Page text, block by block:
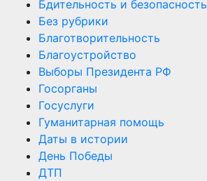
Бдительность и безопасность
Без рубрики
Благотворительность
Благоустройство
Выборы Президента РФ
Госорганы
Госуслуги
Гуманитарная помощь
Даты в истории
День Победы
ДТП